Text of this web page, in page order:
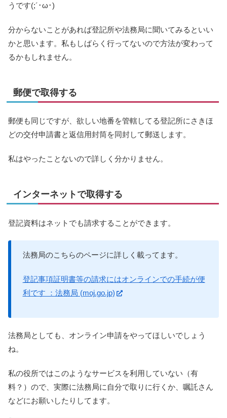
うです(;´･ω･)
分からないことがあれば登記所や法務局に聞いてみるといい
かと思います。私もしばらく行ってないので方法が変わって
るかもしれません。
郵便で取得する
郵便も同じですが、欲しい地番を管轄してる登記所にさきほ
どの交付申請書と返信用封筒を同封して郵送します。
私はやったことないので詳しく分かりません。
インターネットで取得する
登記資料はネットでも請求することができます。
法務局のこちらのページに詳しく載ってます。
登記事項証明書等の請求にはオンラインでの手続が便
利です ：法務局 (moj.go.jp)
法務局としても、オンライン申請をやってほしいでしょう
ね。
私の役所ではこのようなサービスを利用していない（有
料？）ので、実際に法務局に自分で取りに行くか、嘱託さん
などにお願いしたりしてます。